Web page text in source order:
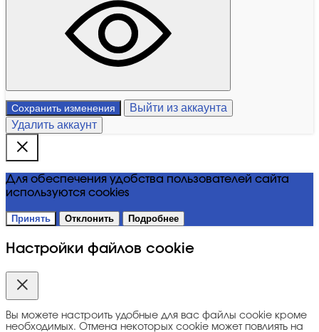
Сохранить изменения
Выйти из аккаунта
Удалить аккаунт
Для обеспечения удобства пользователей сайта
используются cookies
Принять Отклонить Подробнее
Настройки файлов cookie
Вы можете настроить удобные для вас файлы cookie кроме
необходимых. Отмена некоторых cookie может повлиять на